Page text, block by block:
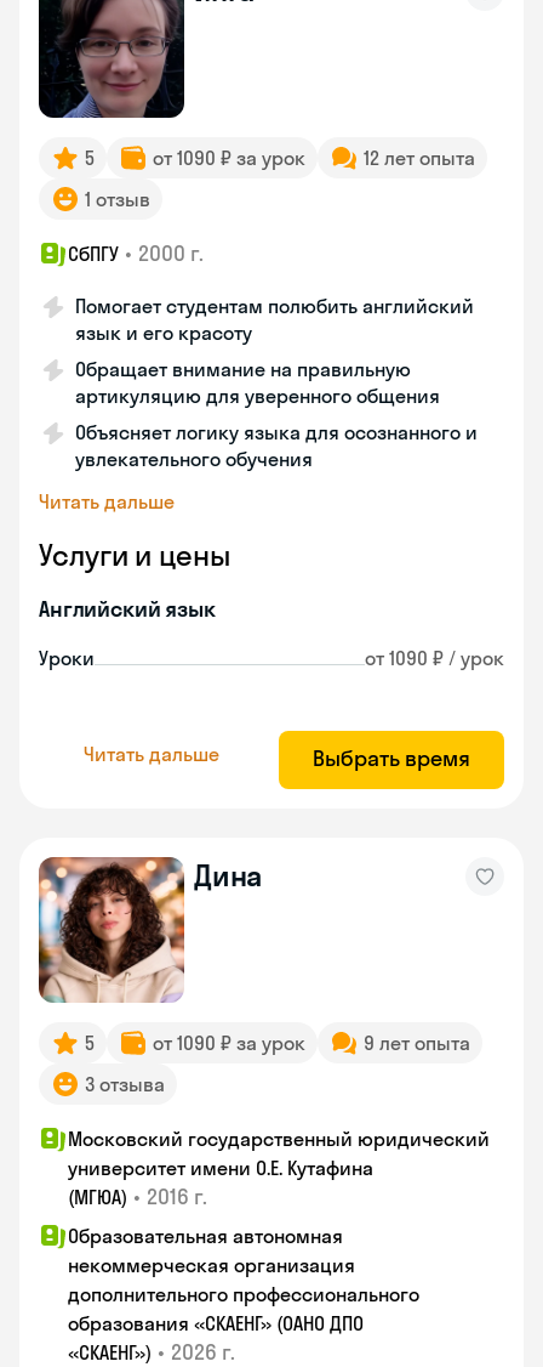
5 от 1090 ₽ за урок
12 лет опыта
1 отзыв
СбПГУ • 2000 г.
Помогает студентам полюбить английский
язык и его красоту
Обращает внимание на правильную
артикуляцию для уверенного общения
Объясняет логику языка для осознанного и
увлекательного обучения
Читать дальше
Услуги и цены
Английский язык
Уроки от 1090 ₽ / урок
Читать дальше Выбрать время
Дина
5 от 1090 ₽ за урок
9 лет опыта
3 отзыва
Московский государственный юридический
университет имени О.Е. Кутафина
(МГЮА) • 2016 г.
Образовательная автономная
некоммерческая организация
дополнительного профессионального
образования «СКАЕНГ» (ОАНО ДПО
«СКАЕНГ») • 2026 г.